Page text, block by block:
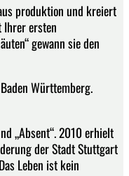
produktion und kreiert
Ihrer ersten
gewann sie den
Württemberg.
„Absent“. 2010 erhielt
der Stadt Stuttgart
Leben ist kein